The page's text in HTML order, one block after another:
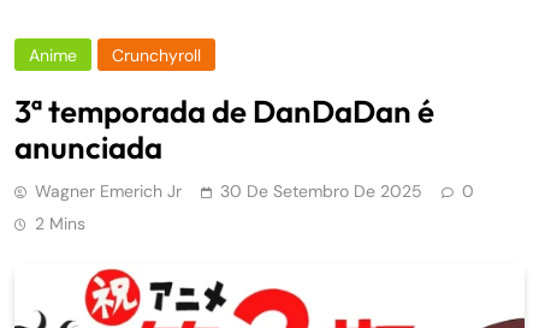
Anime Crunchyroll
3ª temporada de DanDaDan é
anunciada
Wagner Emerich Jr 30 De Setembro De 2025
0
2 Mins